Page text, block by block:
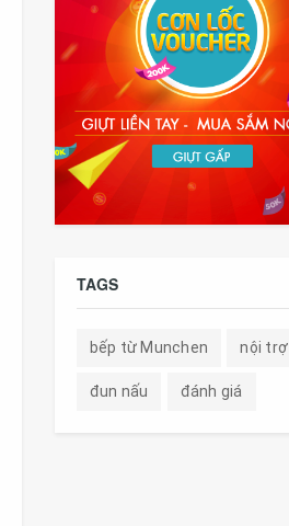
TAGS
bếp từ Munchen nội trợ
đun nấu đánh giá